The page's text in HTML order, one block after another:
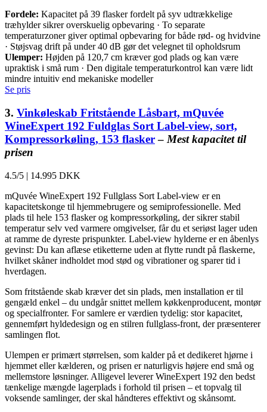
Fordele: Kapacitet på 39 flasker fordelt på syv udtrækkelige
træhylder sikrer overskuelig opbevaring · To separate
temperaturzoner giver optimal opbevaring for både rød- og hvidvine
· Støjsvag drift på under 40 dB gør det velegnet til opholdsrum
Ulemper: Højden på 120,7 cm kræver god plads og kan være
upraktisk i små rum · Den digitale temperaturkontrol kan være lidt
mindre intuitiv end mekaniske modeller
Se pris
3. Vinkøleskab Fritstående Låsbart, mQuvée
WineExpert 192 Fuldglas Sort Label-view, sort,
Kompressorkøling, 153 flasker– Mest kapacitet til
prisen
4.5/5 | 14.995 DKK
mQuvée WineExpert 192 Fullglass Sort Label-view er en
kapacitetskonge til hjemmebrugere og semiprofessionelle. Med
plads til hele 153 flasker og kompressorkøling, der sikrer stabil
temperatur selv ved varmere omgivelser, får du et seriøst lager uden
at ramme de dyreste prispunkter. Label-view hylderne er en åbenlys
gevinst: Du kan aflæse etiketterne uden at flytte rundt på flaskerne,
hvilket skåner indholdet mod stød og vibrationer og sparer tid i
hverdagen.
Som fritstående skab kræver det sin plads, men installation er til
gengæld enkel – du undgår snittet mellem køkkenproducent, montør
og specialfronter. For samlere er værdien tydelig: stor kapacitet,
gennemført hyldedesign og en stilren fullglass-front, der præsenterer
samlingen flot.
Ulempen er primært størrelsen, som kalder på et dedikeret hjørne i
hjemmet eller kælderen, og prisen er naturligvis højere end små og
mellemstore løsninger. Alligevel leverer WineExpert 192 den bedst
tænkelige mængde lagerplads i forhold til prisen – et topvalg til
voksende samlinger, der skal håndteres effektivt og skånsomt.